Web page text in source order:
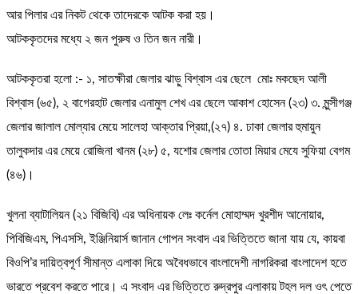
আর পিলার এর নিকট থেকে তাদেরকে আটক করা হয়।
আটককৃতদের মধ্যে ২ জন পুরুষ ও তিন জন নারী।
আটককৃতরা হলো :- ১, সাতক্ষীরা জেলার ঝাড়ু বিশ্বাস এর ছেলে মোঃ মকছেদ আলী
বিশ্বাস (৬৫), ২ বাগেরহাট জেলার এনামুল শেখ এর ছেলে আকাশ হোসেন (২৩) ৩. মুন্সীগঞ্জ
জেলার জালাল মোল্যার মেয়ে সালেহা আক্তার প্রিয়া,(২৭) ৪. ঢাকা জেলার হুমায়ুন
তালুকদার এর মেয়ে রোজিনা খানম (২৮) ৫, যশোর জেলার তোতা মিয়ার মেযে সুফিয়া বেগম
(৪৬)।
খুলনা ব্যাটালিয়ন (২১ বিজিবি) এর অধিনায়ক লেঃ কর্নেল মোহাম্মদ খুরশীদ আনোয়ার,
পিবিজিএম, পিএসসি, ইঞ্জিনিয়ার্স জানান গোপন সংবাদ এর ভিত্তিতে জানা যায় যে, কায়বা
বিওপি’র দায়িত্বপূর্ণ সীমান্ত এলাকা দিয়ে অবৈধভাবে বাংলাদেশী নাগরিকরা বাংলাদেশ হতে
ভারতে প্রবেশ করতে পারে। এ সংবাদ এর ভিত্তিতে রুদ্রপুর এলাকায় টহল দল ওৎ পেতে